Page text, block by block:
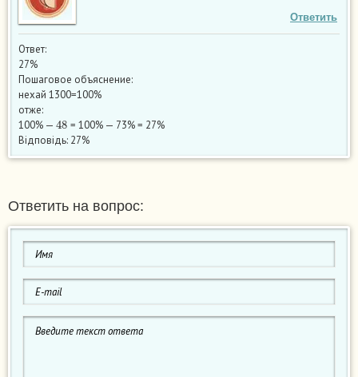
Ответить
Ответ:
27%
Пошаговое объяснение:
нехай 1300=100%
отже:
100% —
48
= 100% — 73% = 27%
Відповідь: 27%
Ответить на вопрос: